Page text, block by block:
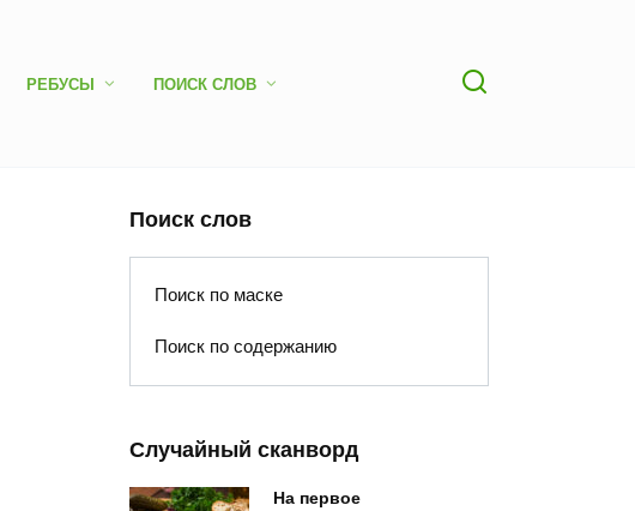
РЕБУСЫ ПОИСК СЛОВ
Поиск слов
Поиск по маске
Поиск по содержанию
Случайный сканворд
На первое